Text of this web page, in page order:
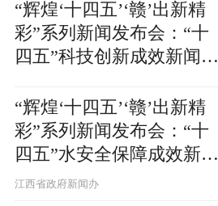
“辉煌‘十四五’‘赣’出新精
彩”系列新闻发布会：“十
四五”科技创新成效新闻发
“辉煌‘十四五’‘赣’出新精
彩”系列新闻发布会：“十
四五”水安全保障成效新闻
发布会
江西省政府新闻办